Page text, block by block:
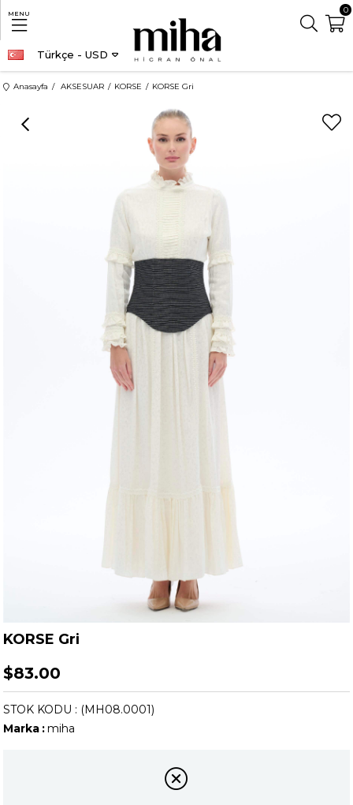
MENU
Türkçe - USD
0
Anasayfa AKSESUAR KORSE KORSE Gri
KORSE Gri
$83.00
(MH08.0001)
STOK KODU
Marka :miha